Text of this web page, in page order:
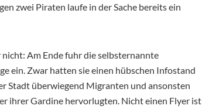
zwei Piraten laufe in der Sache bereits ein
Am Ende fuhr die selbsternannte
ein. Zwar hatten sie einen hübschen Infostand
Stadt überwiegend Migranten und ansonsten
ihrer Gardine hervorlugten. Nicht einen Flyer ist